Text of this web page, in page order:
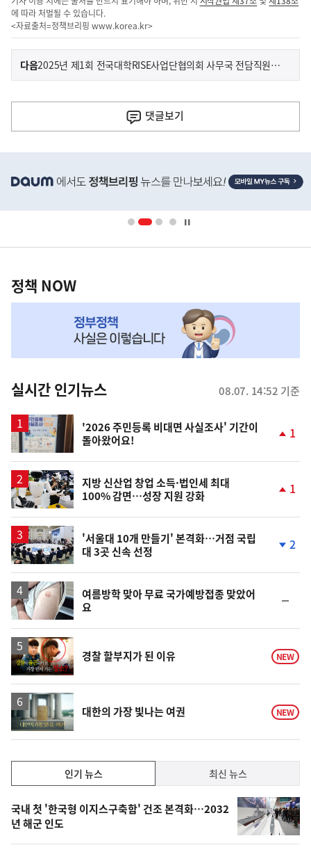
에 따라 처벌될 수 있습니다.
<자료출처=정책브리핑 www.korea.kr>
이
전
다
음
기
다음기
사
2025년 제1회 전국대학RISE사업단협의회 사무국 전담직원(기간제) 채용 공고
댓글보기
단
영
책
NOW,
뉴
스
정책 NOW
실시간 인기뉴스 08.07. 14:52 기준
'2026 주민등록 비대면 사실조사' 기간이
돌아왔어요!
1
지방 신산업 창업 소득·법인세 최대
100% 감면…성장 지원 강화
1
'서울대 10개 만들기' 본격화…거점 국립
대 3곳 신속 선정
2
여름방학 맞아 무료 국가예방접종 맞았어
요
일
영
상
경찰 할부지가 된 이유 NEW
영
상
대한의 가장 빛나는 여권 NEW
기,
최
신,
인기 뉴스 최신 뉴스
기
뉴
스
국내 첫 '한국형 이지스구축함' 건조 본격화…2032
년 해군 인도